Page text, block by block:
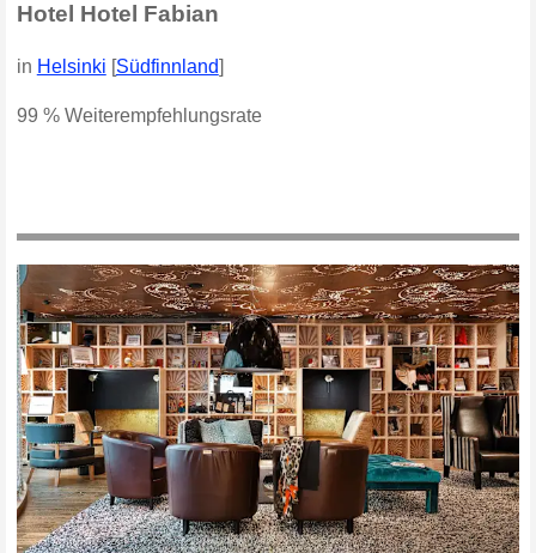
Hotel Hotel Fabian
in Helsinki [Südfinnland]
99 % Weiterempfehlungsrate